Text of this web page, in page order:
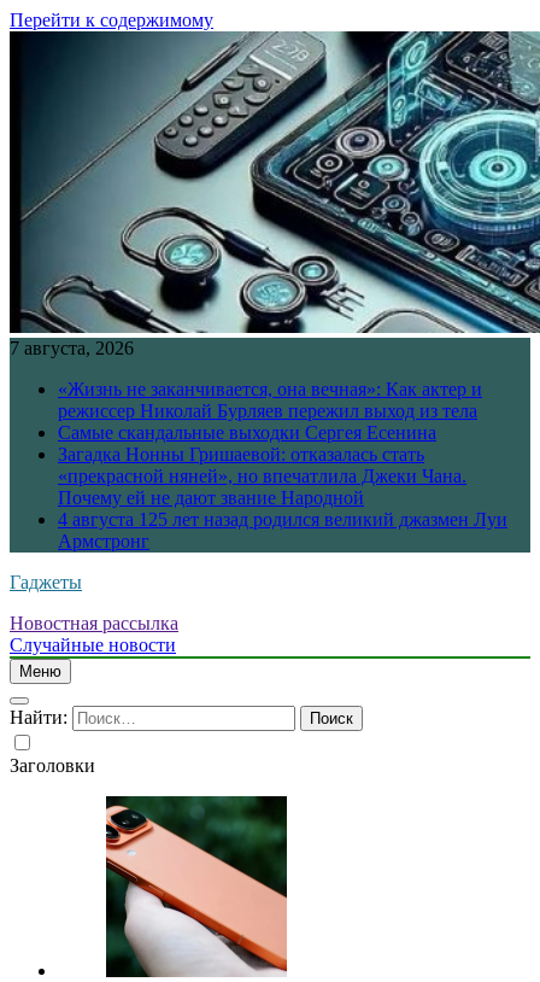
Перейти к содержимому
7 августа, 2026
«Жизнь не заканчивается, она вечная»: Как актер и
режиссер Николай Бурляев пережил выход из тела
Самые скандальные выходки Сергея Есенина
Загадка Нонны Гришаевой: отказалась стать
«прекрасной няней», но впечатлила Джеки Чана.
Почему ей не дают звание Народной
4 августа 125 лет назад родился великий джазмен Луи
Армстронг
Гаджеты
Новостная рассылка
Случайные новости
Меню
Найти:
Заголовки